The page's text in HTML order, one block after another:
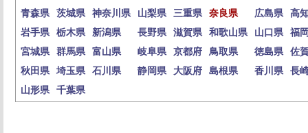
青森県
茨城県 神奈川県 山梨県 三重県 奈良県 広島県
高
岩手県
栃木県 新潟県 長野県 滋賀県 和歌山県 山口県
福
宮城県
群馬県 富山県 岐阜県 京都府 鳥取県 徳島県
佐
秋田県
埼玉県 石川県 静岡県 大阪府 島根県 香川県
長
山形県
千葉県